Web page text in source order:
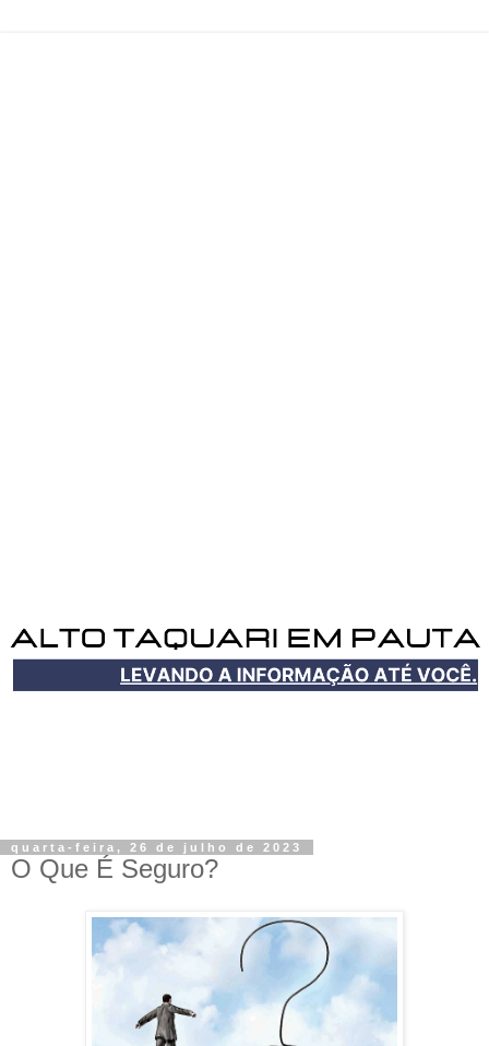
quarta-feira, 26 de julho de 2023
O Que É Seguro?